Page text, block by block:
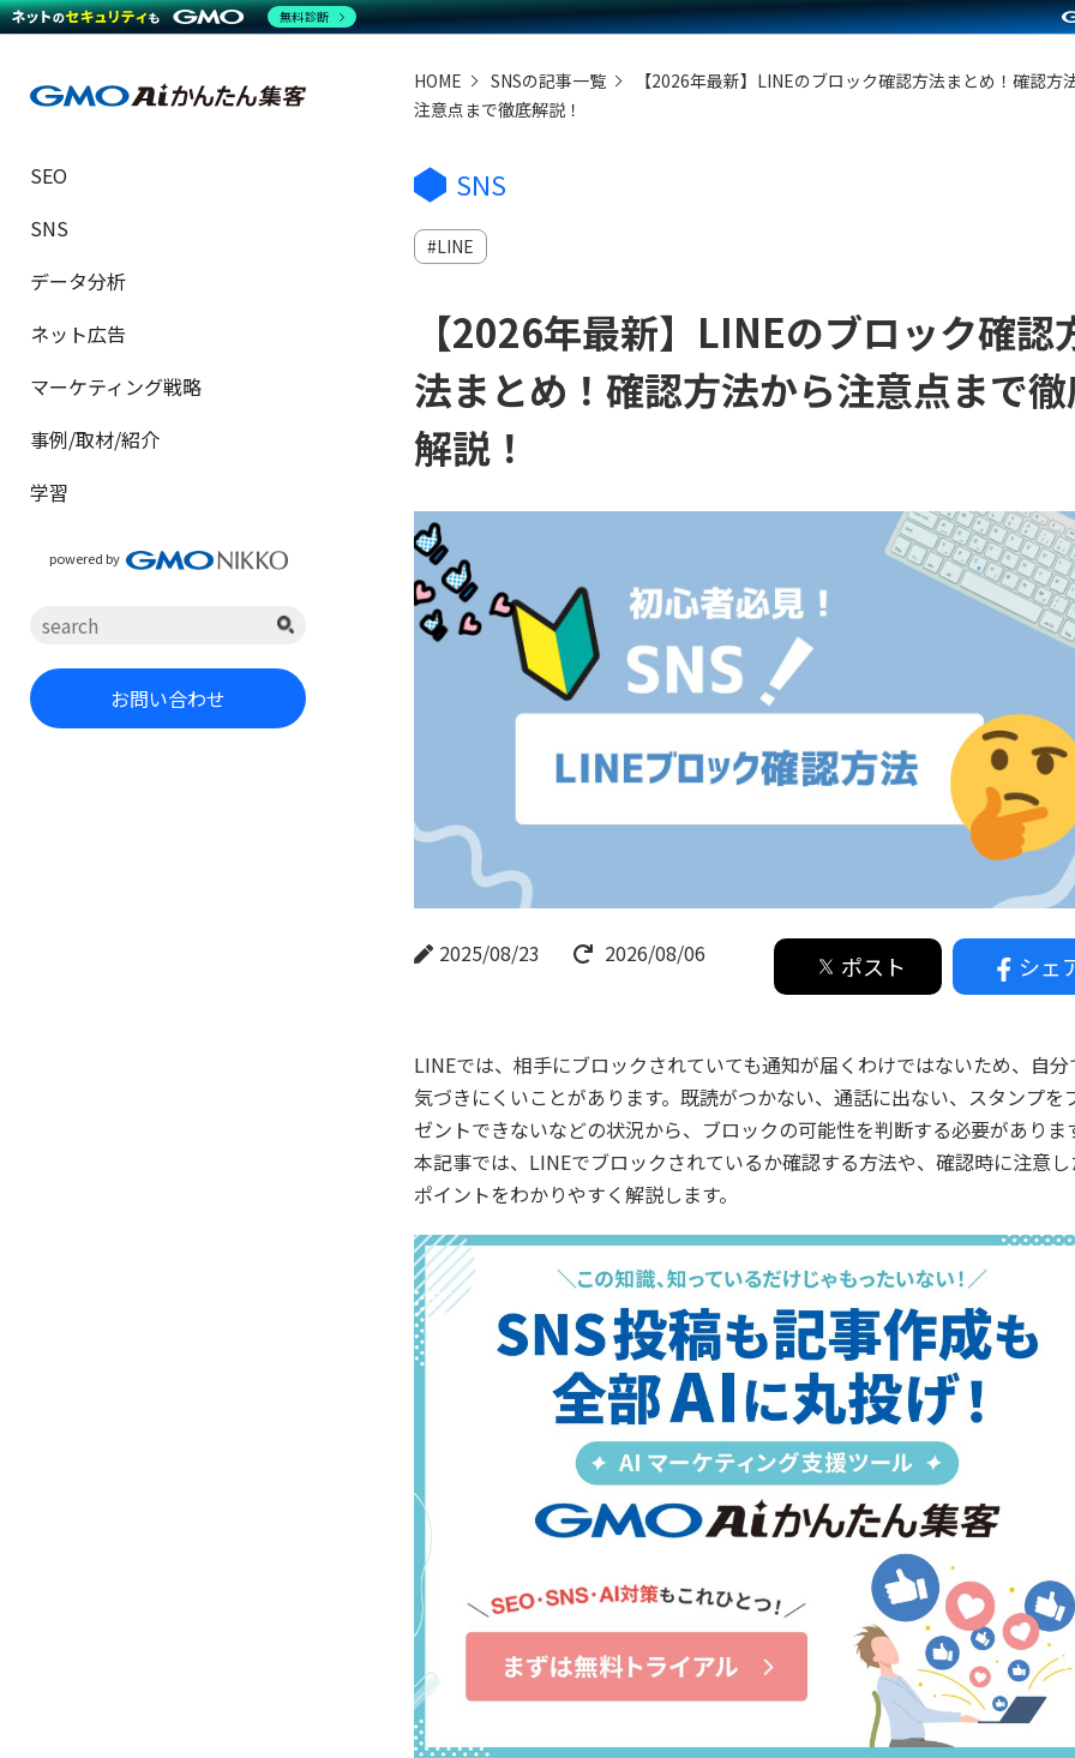
SEO
SNS
データ分析
ネット広告
マーケティング戦略
事例/取材/紹介
学習
powered by
お問い合わせ
HOME SNSの記事一覧
【2026年最新】LINEのブロック確認方法まとめ！確認方
注意点まで徹底解説！
SNS
LINE
【2026年最新】LINEのブロック確認
法まとめ！確認方法から注意点まで
解説！
2025/08/23 2026/08/06 ポスト シェ
LINEでは、相手にブロックされていても通知が届くわけではないため、自分
気づきにくいことがあります。既読がつかない、通話に出ない、スタンプを
ゼントできないなどの状況から、ブロックの可能性を判断する必要がありま
本記事では、LINEでブロックされているか確認する方法や、確認時に注意し
ポイントをわかりやすく解説します。
無料診断